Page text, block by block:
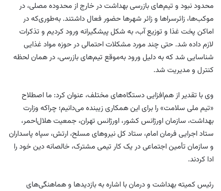
محدود نبود و تیم‌های بازرسی بهداشت در خارج از محدوده مصلی، در
موکب‌ها، زائرسراها و زائر شهرها حضور فعال داشتند. به‌طوری‌که در
اماکن پخت غذا و توزیع آب، به شکل پیشگیرانه ورود کردیم و تذکرات
لازم داده شد. حتی چند مورد مشکلات احتمالی در حوزه مواد غذایی
شناسایی شد که به دلیل ورود به‌موقع تیم‌های بازرسی، در همان لحظه
کنترل و مدیریت شد.
وی با تقدیر از هم‌افزایی دستگاه‌های مختلف، عنوان کرد: ما اصطلاح
«تیم ملی سلامت» را برای این همکاری زیبنده می‌دانیم؛ چراکه وزارت
بهداشت، سازمان اورژانس کشور، اورژانس تهران، جمعیت هلال‌احمر،
ستاد اجرایی فرمان امام، ستاد کل نیروهای مسلح، ارتش، سپاه پاسداران
و سازمان تأمین اجتماعی در یک کار تیمی مشترک، خالصانه دین خود را
ادا کردند.
رئیس کمیته بهداشت و درمان با اشاره به بازدیدها و هماهنگی‌های